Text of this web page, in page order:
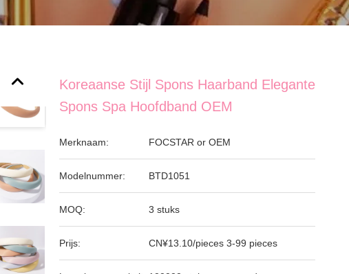
Koreaanse Stijl Spons Haarband Elegante
Spons Spa Hoofdband OEM
Merknaam: FOCSTAR or OEM
Modelnummer: BTD1051
MOQ: 3 stuks
Prijs: CN¥13.10/pieces 3-99 pieces